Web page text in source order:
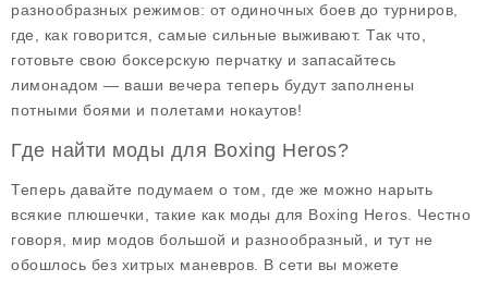
разнообразных режимов: от одиночных боев до турниров,
где, как говорится, самые сильные выживают. Так что,
готовьте свою боксерскую перчатку и запасайтесь
лимонадом — ваши вечера теперь будут заполнены
потными боями и полетами нокаутов!
Где найти моды для Boxing Heros?
Теперь давайте подумаем о том, где же можно нарыть
всякие плюшечки, такие как моды для Boxing Heros . Честно
говоря, мир модов большой и разнообразный, и тут не
обошлось без хитрых маневров. В сети вы можете